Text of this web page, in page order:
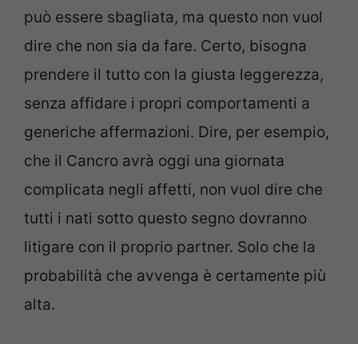
può essere sbagliata, ma questo non vuol
dire che non sia da fare. Certo, bisogna
prendere il tutto con la giusta leggerezza,
senza affidare i propri comportamenti a
generiche affermazioni. Dire, per esempio,
che il Cancro avrà oggi una giornata
complicata negli affetti, non vuol dire che
tutti i nati sotto questo segno dovranno
litigare con il proprio partner. Solo che la
probabilità che avvenga è certamente più
alta.